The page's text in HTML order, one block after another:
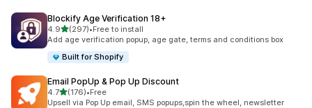
Blockify Age Verification 18+
4.9เต็ม 5 ดาว
(297)
ทั้งหมด 297 รีวิว
•Free to install
Add age verification popup, age gate, terms and conditions box
Built for Shopify
Email PopUp & Pop Up Discount
4.7เต็ม 5 ดาว
(176)
ทั้งหมด 176 รีวิว
•Free
Upsell via Pop Up email, SMS popups,spin the wheel, newsletter